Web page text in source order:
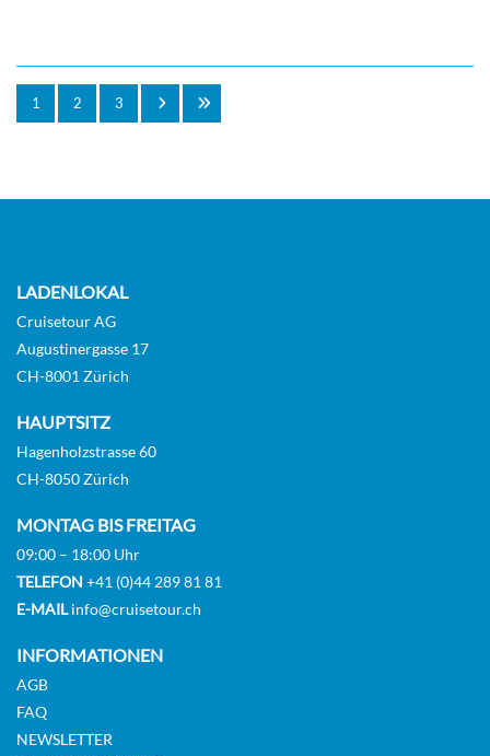
1 2 3
LADENLOKAL
Cruisetour AG
Augustinergasse 17
CH-8001 Zürich
HAUPTSITZ
Hagenholzstrasse 60
CH-8050 Zürich
MONTAG BIS FREITAG
09:00 – 18:00 Uhr
TELEFON +41 (0)44 289 81 81
E-MAILinfo@cruisetour.ch
INFORMATIONEN
AGB
FAQ
NEWSLETTER